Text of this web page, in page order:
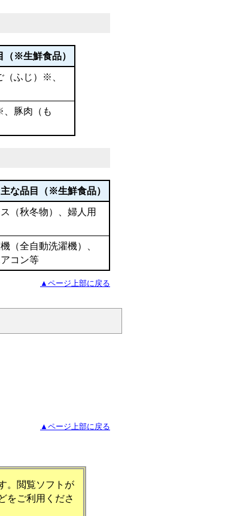
（※生鮮食品）
ふじ）※、
豚肉（も
な品目（※生鮮食品）
（秋冬物）、婦人用
（全自動洗濯機）、
コン等
▲ページ上部に戻る
▲ページ上部に戻る
。閲覧ソフトが
をご利用くださ